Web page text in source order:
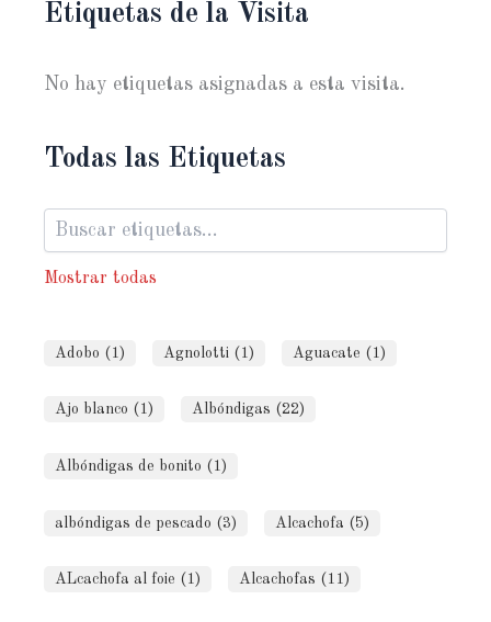
Etiquetas de la Visita
No hay etiquetas asignadas a esta visita.
Todas las Etiquetas
Mostrar todas
Adobo (1) Agnolotti (1) Aguacate (1)
Ajo blanco (1) Albóndigas (22)
Albóndigas de bonito (1)
albóndigas de pescado (3) Alcachofa (5)
ALcachofa al foie (1) Alcachofas (11)